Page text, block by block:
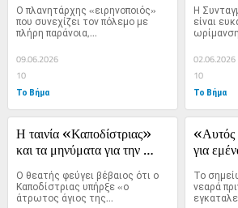
Ο πλανητάρχης «ειρηνοποιός»
που συνεχίζει τον πόλεμο με
πλήρη παράνοια,...
09.06.2026
10
Το Βήμα
Η
είναι
02.06.2026
10
Το Βήμα
Η ταινία «Καποδίστριας»
και τα μηνύματα για την
Ο θεατής φεύγει βέβαιος ότι ο
Καποδίστριας υπήρξε «ο
άτρωτος άγιος της...
«Αυτός
για
Το
νεαρά